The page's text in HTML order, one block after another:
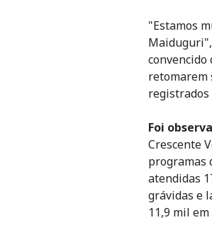
"Estamos
retomarem
Foi
Crescente
programas
atendidas
grávidas e
11,9 mil